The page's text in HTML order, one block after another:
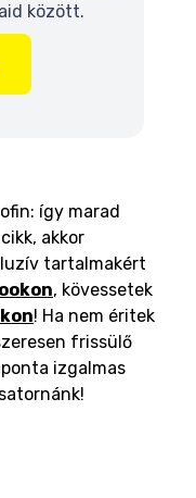
között.
így marad
akkor
tartalmakért
, kövessetek
! Ha nem éritek
frissülő
izgalmas